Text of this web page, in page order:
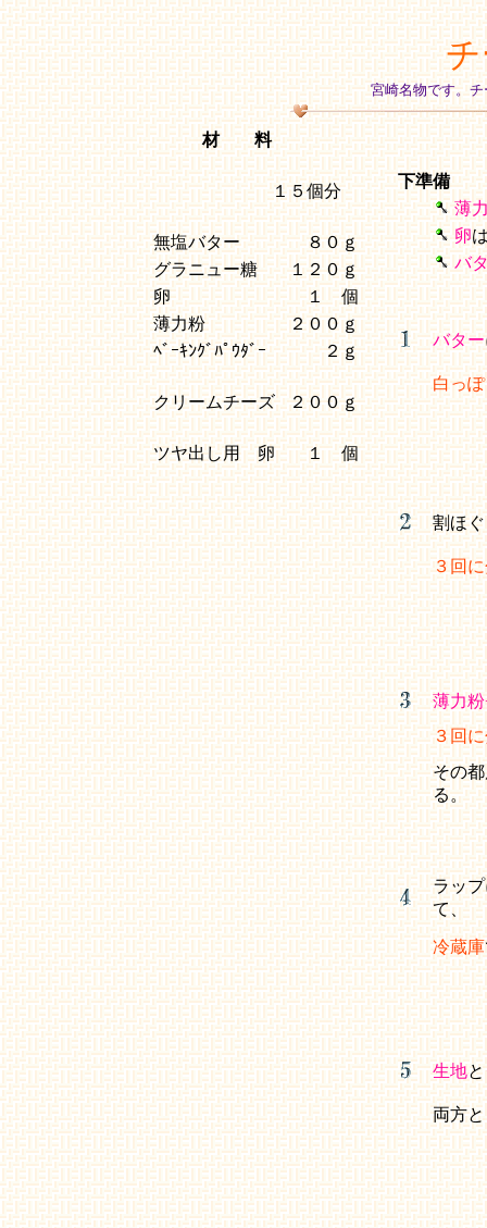
宮崎名物です。
材 料
１５個分
無塩バター
８０ｇ
グラニュー糖
１２０ｇ
卵
１ 個
薄力粉
２００ｇ
ﾍﾞｰｷﾝｸﾞﾊﾟｳﾀﾞｰ
２ｇ
クリームチーズ ２００ｇ
ツヤ出し用 卵 １ 個
下準備
薄
卵
バ
バター
白っ
割ほ
３回
薄力
３回
その
る。
ラッ
て、
冷蔵庫
生地と
両方